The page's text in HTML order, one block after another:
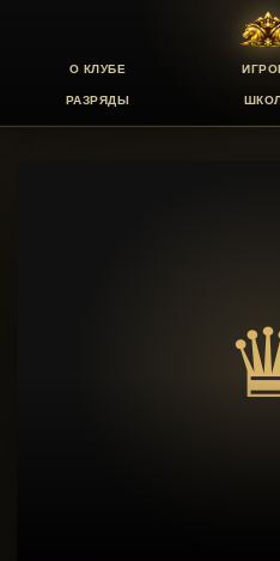
О КЛУБЕ
РАЗРЯДЫ